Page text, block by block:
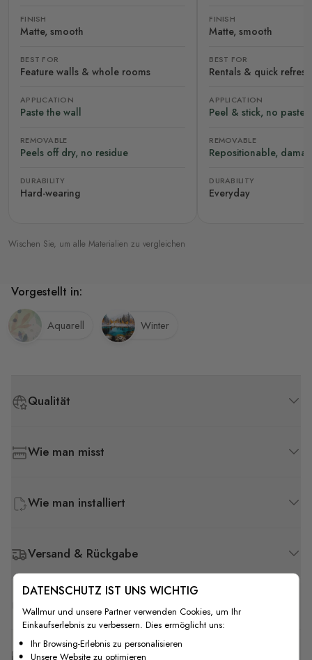
FINISH
Matte, smooth
BEST FOR
Feature walls & whole rooms
APPLICATION
Paste the wall
REMOVABLE
Peels off dry, no residue
DURABILITY
Hard-wearing
FINISH
Matte, smooth
BEST FOR
Rentals & quick
APPLICATION
Peel & stick, no paste
REMOVABLE
Repositionable,
DURABILITY
Everyday
Wischen Sie, um alle Materialien zu vergleichen
Qualität
Wie man misst
Wie man installiert
Versand & Rückgabe
F.A.Q
Kostenlose Anpassung
Vorgestellt in:
Aquarell Winter
DATENSCHUTZ IST UNS WICHTIG
Wallmur und unsere Partner verwenden Cookies, um Ihr
Einkaufserlebnis zu verbessern. Dies ermöglicht uns:
Ihr Browsing-Erlebnis zu personalisieren
Unsere Website zu optimieren